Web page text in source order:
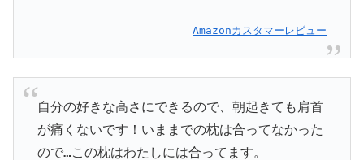
Amazonカスタマーレビュー
自分の好きな高さにできるので、朝起きても肩首
が痛くないです！いままでの枕は合ってなかった
ので…この枕はわたしには合ってます。